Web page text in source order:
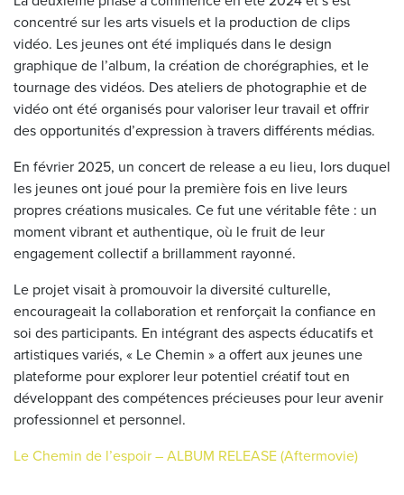
concentré sur les arts visuels et la production de clips
vidéo. Les jeunes ont été impliqués dans le design
graphique de l’album, la création de chorégraphies, et le
tournage des vidéos. Des ateliers de photographie et de
vidéo ont été organisés pour valoriser leur travail et offrir
des opportunités d’expression à travers différents médias.
En février 2025, un concert de release a eu lieu, lors duquel
les jeunes ont joué pour la première fois en live leurs
propres créations musicales. Ce fut une véritable fête : un
moment vibrant et authentique, où le fruit de leur
engagement collectif a brillamment rayonné.
Le projet visait à promouvoir la diversité culturelle,
encourageait la collaboration et renforçait la confiance en
soi des participants. En intégrant des aspects éducatifs et
artistiques variés, « Le Chemin » a offert aux jeunes une
plateforme pour explorer leur potentiel créatif tout en
développant des compétences précieuses pour leur avenir
professionnel et personnel.
Le Chemin de l’espoir – ALBUM RELEASE (Aftermovie)